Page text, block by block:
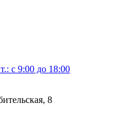
с 9:00 до 18:00
8